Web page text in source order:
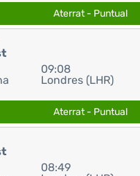
Aterrat - Puntual
09:08
Londres (LHR)
Aterrat - Puntual
08:49